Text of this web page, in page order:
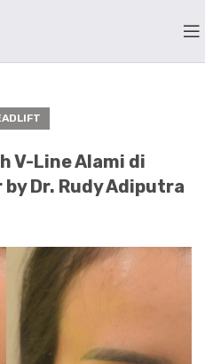
V-Line Alami di
Dr. Rudy Adiputra